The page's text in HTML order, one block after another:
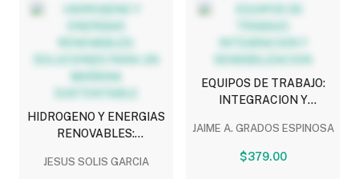
HIDROGENO Y ENERGIAS
RENOVABLES:
MAÑANA SUSTENTABLE
JESUS SOLIS GARCIA
EQUIPOS DE TRABAJO:
INTEGRACION Y
JAIME A. GRADOS ESPINOSA
$379.00